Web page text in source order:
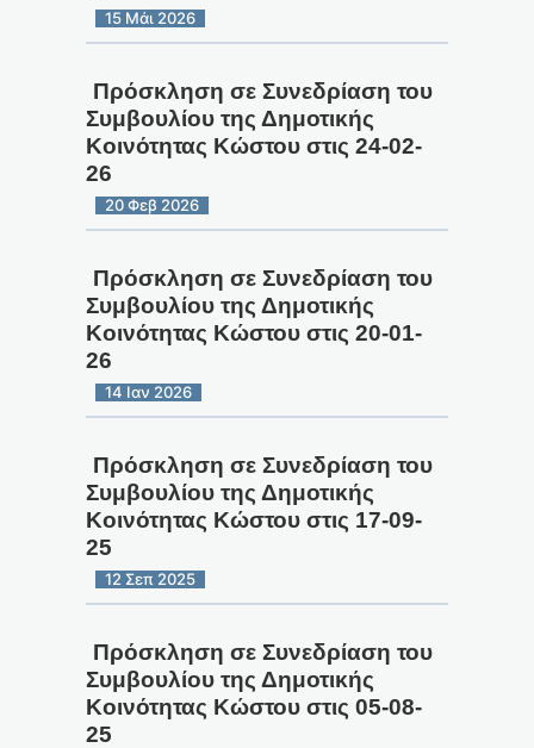
15 Μάι 2026
Πρόσκληση σε Συνεδρίαση του
Συμβουλίου της Δημοτικής
Κοινότητας Κώστου στις 24-02-
26
20 Φεβ 2026
Πρόσκληση σε Συνεδρίαση του
Συμβουλίου της Δημοτικής
Κοινότητας Κώστου στις 20-01-
26
14 Ιαν 2026
Πρόσκληση σε Συνεδρίαση του
Συμβουλίου της Δημοτικής
Κοινότητας Κώστου στις 17-09-
25
12 Σεπ 2025
Πρόσκληση σε Συνεδρίαση του
Συμβουλίου της Δημοτικής
Κοινότητας Κώστου στις 05-08-
25